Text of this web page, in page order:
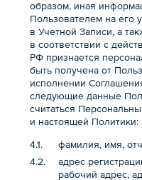
образом, иная
Пользователем на его
в Учетной Записи, а
в соответствии с
РФ признается
быть получена от
исполнении
следующие данные
считаться
и настоящей Политики:
фамилия, имя,
адрес
рабочий адрес,